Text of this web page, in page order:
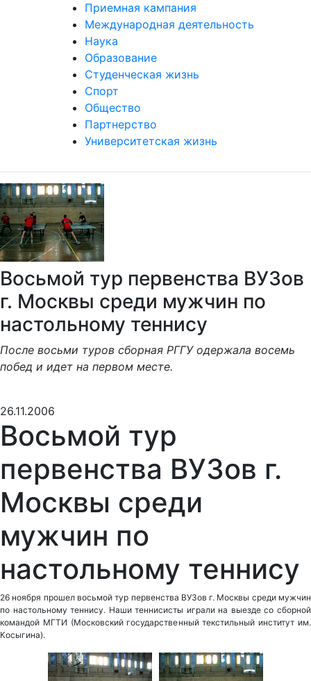
Приемная кампания
Международная деятельность
Наука
Образование
Студенческая жизнь
Спорт
Общество
Партнерство
Университетская жизнь
Восьмой тур первенства ВУЗов
г. Москвы среди мужчин по
настольному теннису
После восьми туров сборная РГГУ одержала восемь
побед и идет на первом месте.
26.11.2006
Восьмой тур
первенства ВУЗов г.
Москвы среди
мужчин по
настольному теннису
26 ноября прошел восьмой тур первенства ВУЗов г. Москвы среди мужчин
по настольному теннису. Наши теннисисты играли на выезде со сборной
командой МГТИ (Московский государственный текстильный институт им.
Косыгина).